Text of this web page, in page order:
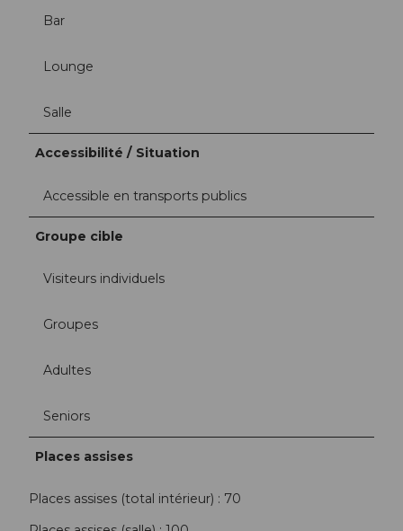
Bar
Lounge
Salle
Accessibilité / Situation
Accessible en transports publics
Groupe cible
Visiteurs individuels
Groupes
Adultes
Seniors
Places assises
Places assises (total intérieur) : 70